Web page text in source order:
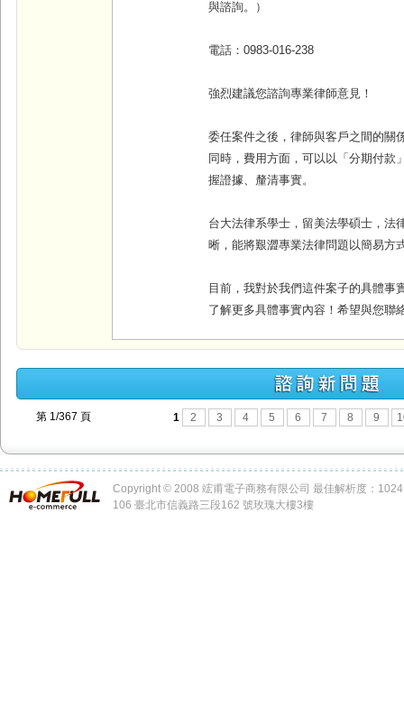
與諮詢。）
電話：0983-016-238
強烈建議您諮詢專業律師意見！
委任案件之後，律師與客戶之間的關
同時，費用方面，可以以「分期付款
握證據、釐清事實。
台大法律系學士，留美法學碩士，法
晰，能將艱澀專業法律問題以簡易方
目前，我對於我們這件案子的具體事
了解更多具體事實內容！希望與您聯
第 1/367 頁 1 2 3 4 5 6 7 8 9
Copyright © 2008 竤甫電子商務有限公司 最佳解析度：
106 臺北市信義路三段162 號玫瑰大樓3樓